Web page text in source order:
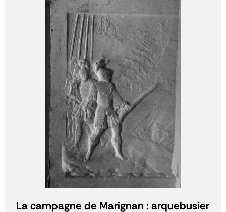
La campagne de Marignan : arquebusier